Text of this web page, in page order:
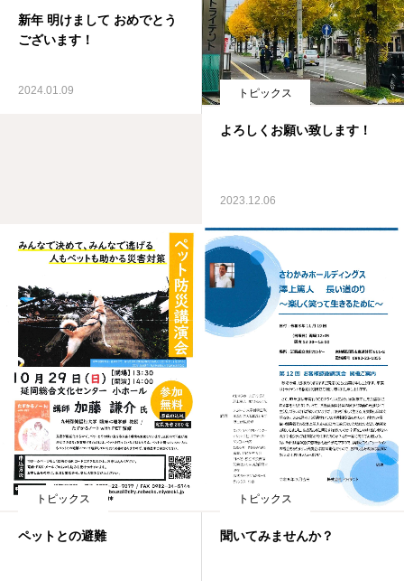
新年 明けまして おめでとう
ございます！
2024.01.09 トピックス
よろしくお願い致します！
2023.12.06
トピックス
ペットとの避難
トピックス
聞いてみませんか？